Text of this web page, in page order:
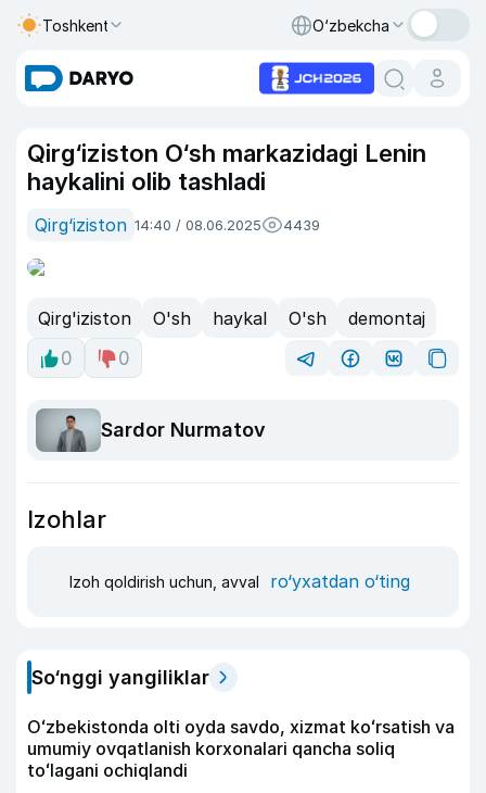
Toshkent O‘zbekcha
Qirg‘iziston O‘sh markazidagi Lenin
haykalini olib tashladi
Qirg‘iziston 14:40 / 08.06.2025 4439
Qirg'iziston O'sh haykal O'sh
demontaj
0
0
Sardor Nurmatov
Izohlar
Izoh qoldirish uchun, avval ro‘yxatdan o‘ting
So‘nggi yangiliklar
Oʻzbekistonda olti oyda savdo, xizmat koʻrsatish va
umumiy ovqatlanish korxonalari qancha soliq
toʻlagani ochiqlandi